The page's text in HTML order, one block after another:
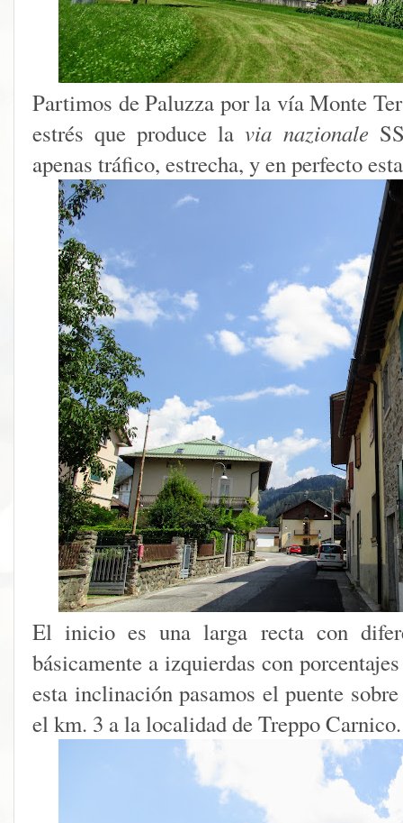
Partimos de Paluzza por la vía Monte
estrés que produce lavia nazionale
apenas tráfico, estrecha, y en perfecto
El inicio es una larga recta con
básicamente a izquierdas con
esta inclinación pasamos el puente
el km. 3 a la localidad de Treppo Carnico.